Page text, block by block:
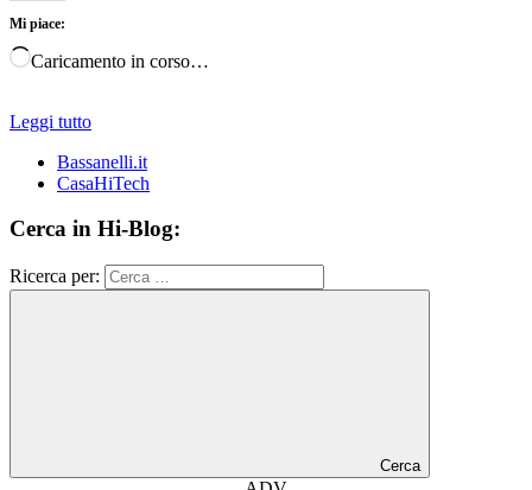
Mi piace:
Caricamento in corso…
Leggi tutto
Bassanelli.it
CasaHiTech
Cerca in Hi-Blog:
Ricerca per:
Cerca